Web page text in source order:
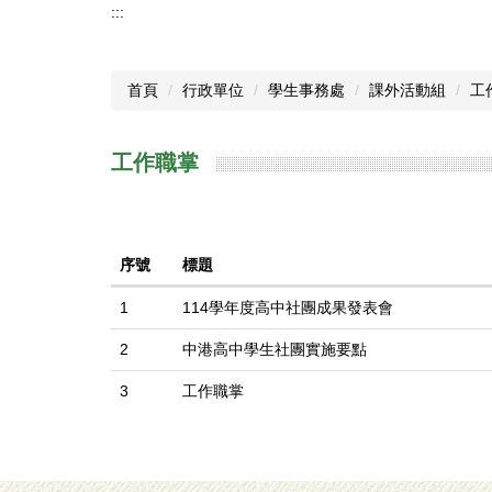
:::
首頁 行政單位 學生事務處 課外活動組 工
工作職掌
序號 標題
1 114學年度高中社團成果發表會
2 中港高中學生社團實施要點
3 工作職掌